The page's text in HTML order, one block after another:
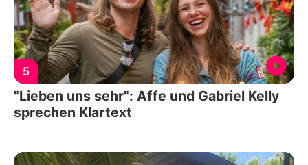
5
"Lieben uns sehr": Affe und Gabriel Kelly
sprechen Klartext